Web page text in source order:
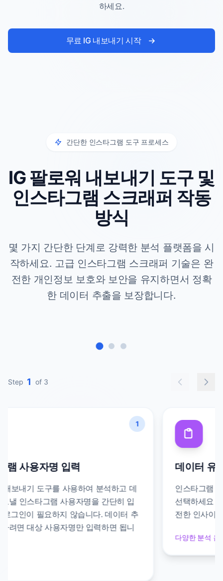
하세요.
무료 IG 내보내기 시작
간단한 인스타그램 도구 프로세스
IG 팔로워 내보내기 도구 및
인스타그램 스크래퍼 작동
방식
몇 가지 간단한 단계로 강력한 분석 플랫폼을 시
작하세요. 고급 인스타그램 스크래퍼 기술은 완
전한 개인정보 보호와 보안을 유지하면서 정확
한 데이터 추출을 보장합니다.
Step 1 of 3
인스타그램 사용자명 입력
IG 팔로워 내보내기 도구를 사용하여 분석하고 데
이터를 내보낼 인스타그램 사용자명을 간단히 입
력하세요. 로그인이 필요하지 않습니다. 데이터 추
출을 시작하려면 대상 사용자명만 입력하면 됩니